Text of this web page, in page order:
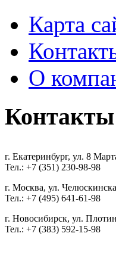
Карта
О
Контакты
г. Екатеринбург, ул. 8
Тел.: +7 (351) 230-98-98
г. Москва, ул.
Тел.: +7 (495) 641-61-98
г. Новосибирск, ул.
Тел.: +7 (383) 592-15-98